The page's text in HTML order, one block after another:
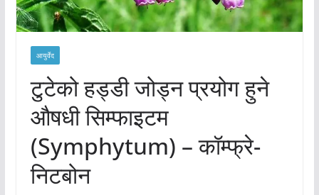
आयुर्वेद
टुटेको हड्डी जोड्न प्रयोग हुने
औषधी सिम्फाइटम
(Symphytum) – कॉम्फ्रे-
निटबोन